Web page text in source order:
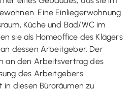
Eine Einliegerwohnung
Küche und Bad/WC im
sie als Homeoffice des Klägers
dessen Arbeitgeber. Der
an den Arbeitsvertrag des
des Arbeitgebers
diesen Büroräumen zu